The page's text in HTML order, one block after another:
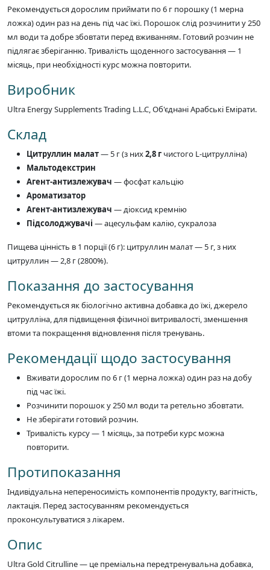
Рекомендується дорослим приймати по 6 г порошку (1 мерна
ложка) один раз на день під час їжі. Порошок слід розчинити у 250
мл води та добре збовтати перед вживанням. Готовий розчин не
підлягає зберіганню. Тривалість щоденного застосування — 1
місяць, при необхідності курс можна повторити.
Виробник
Ultra Energy Supplements Trading L.L.C, Об'єднані Арабські Емірати.
Склад
Цитруллин малат— 5 г (з них2,8 г чистого L-цитрулліна)
Мальтодекстрин
Агент-антизлежувач — фосфат кальцію
Ароматизатор
Агент-антизлежувач — діоксид кремнію
Підсолоджувачі — ацесульфам калію, сукралоза
Пищева цінність в 1 порції (6 г): цитруллин малат — 5 г, з них
цитруллин — 2,8 г (2800%).
Показання до застосування
Рекомендується як біологічно активна добавка до їжі, джерело
цитрулліна, для підвищення фізичної витривалості, зменшення
втоми та покращення відновлення після тренувань.
Рекомендації щодо застосування
Вживати дорослим по 6 г (1 мерна ложка) один раз на добу
під час їжі.
Розчинити порошок у 250 мл води та ретельно збовтати.
Не зберігати готовий розчин.
Тривалість курсу — 1 місяць, за потреби курс можна
повторити.
Протипоказання
Індивідуальна непереносимість компонентів продукту, вагітність,
лактація. Перед застосуванням рекомендується
проконсультуватися з лікарем.
Опис
Ultra Gold Citrulline — це преміальна передтренувальна добавка,